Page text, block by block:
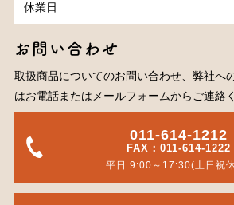
休業日
お問い合わせ
取扱商品についてのお問い合わせ、弊社へ
はお電話またはメールフォームからご連絡
011-614-1212
FAX：011-614-1222
平日 9:00～17:30(土日祝